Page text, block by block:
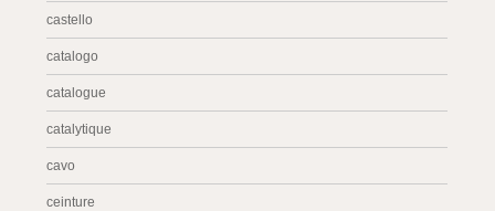
castello
catalogo
catalogue
catalytique
cavo
ceinture